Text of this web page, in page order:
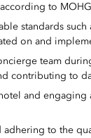
to
standards such
on and
team
contributing to
and engaging
adhering to the